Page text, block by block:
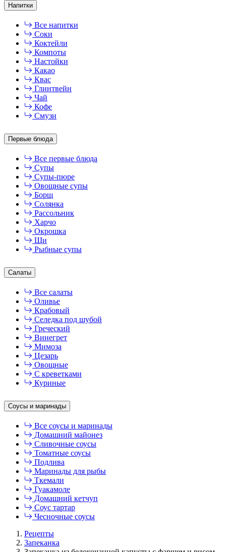
Напитки
Все напитки
Соки
Коктейли
Компоты
Настойки
Какао
Квас
Глинтвейн
Чай
Кофе
Смузи
Первые блюда
Все первые блюда
Супы
Супы-пюре
Овощные супы
Борщ
Солянка
Рассольник
Харчо
Окрошка
Щи
Рыбные супы
Салаты
Все салаты
Оливье
Крабовый
Селедка под шубой
Греческий
Винегрет
Мимоза
Цезарь
Овощные
С креветками
Куриные
Соусы и маринады
Все соусы и маринады
Домашний майонез
Сливочные соусы
Томатные соусы
Подлива
Маринады для рыбы
Ткемали
Гуакамоле
Домашний кетчуп
Соус тартар
Чесночные соусы
Рецепты
Запеканка